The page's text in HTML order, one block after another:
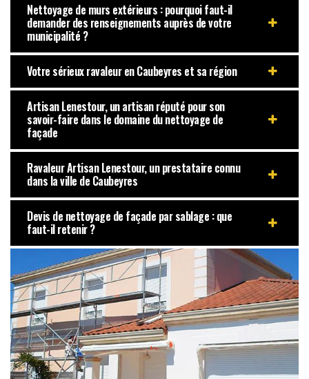
Nettoyage de murs extérieurs : pourquoi faut-il
demander des renseignements auprès de votre
municipalité ?
Votre sérieux ravaleur en Caubeyres et sa région
Artisan Lenestour, un artisan réputé pour son
savoir-faire dans le domaine du nettoyage de
façade
Ravaleur Artisan Lenestour, un prestataire connu
dans la ville de Caubeyres
Devis de nettoyage de façade par sablage : que
faut-il retenir ?